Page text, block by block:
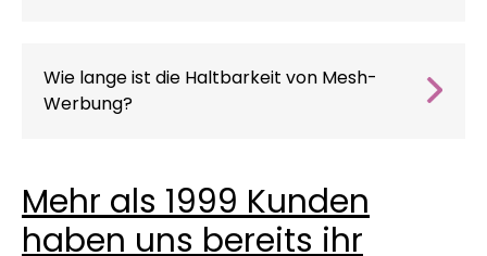
Wie lange ist die Haltbarkeit von Mesh-
Werbung?
unabhängig von den äußeren Bedingungen.
Mehr als 1999 Kunden
haben uns bereits ihr